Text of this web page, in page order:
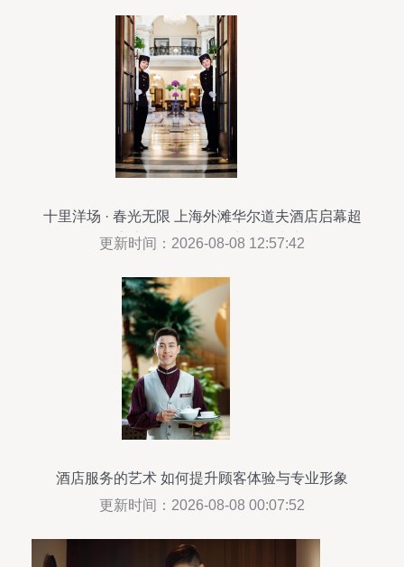
十里洋场 · 春光无限 上海外滩华尔道夫酒店启幕超
值客房预售，邀您私享春日谧境
更新时间：2026-08-08 12:57:42
酒店服务的艺术 如何提升顾客体验与专业形象
更新时间：2026-08-08 00:07:52